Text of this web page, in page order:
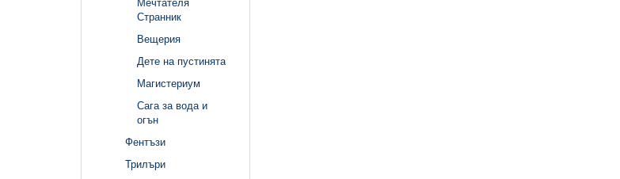
Мечтателя
Странник
Вещерия
Дете на пустинята
Магистериум
Сага за вода и
огън
Фентъзи
Трилъри